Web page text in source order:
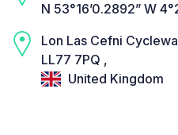
N 53°16’0.2892” W
Lon Las Cefni
LL77 7PQ ,
United Kingdom